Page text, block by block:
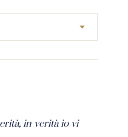
in verità io vi